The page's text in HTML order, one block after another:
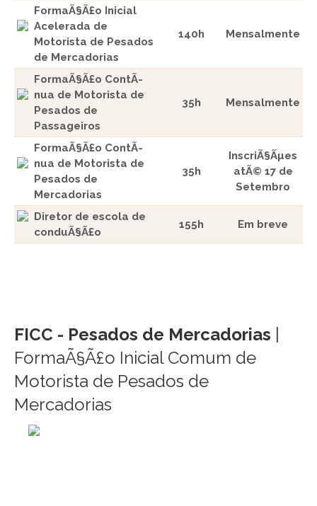
FormaÃ§Ã£o Inicial
Acelerada de
Motorista de Pesados
de Mercadorias
140h Mensalmente
FormaÃ§Ã£o ContÃ­
nua de Motorista de
Pesados de
Passageiros
35h Mensalmente
FormaÃ§Ã£o ContÃ­
nua de Motorista de
Pesados de
Mercadorias
35h
InscriÃ§Ãµes
atÃ© 17 de
Setembro
Diretor de escola de
conduÃ§Ã£o
155h Em breve
FICC - Pesados de Mercadorias
FormaÃ§Ã£o Inicial Comum de
Motorista de Pesados de
Mercadorias